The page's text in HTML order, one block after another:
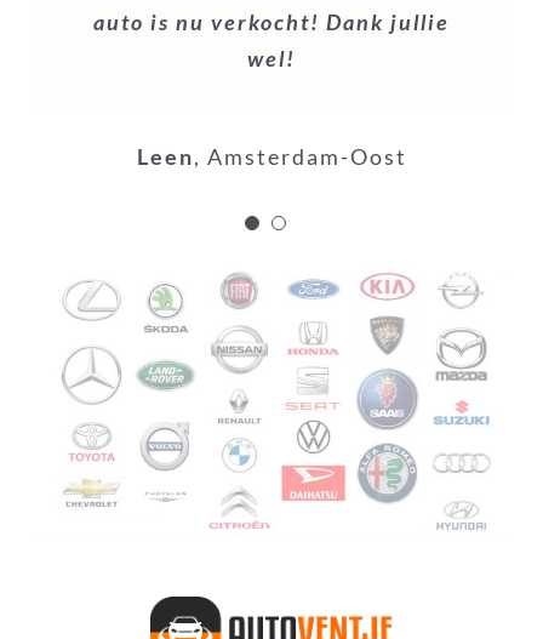
auto is nu verkocht! Dank jullie
wel!
Leen, Amsterdam-Oost
langer dan een paar dagen heeft
Sylvie Gorinchem